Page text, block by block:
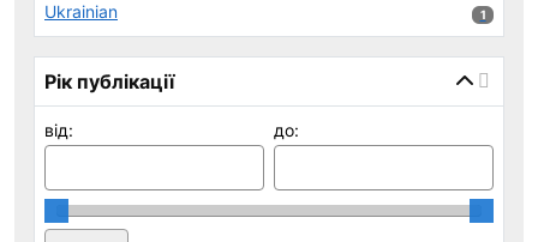
Ukrainian 1
1
Рік публікації
від: до: